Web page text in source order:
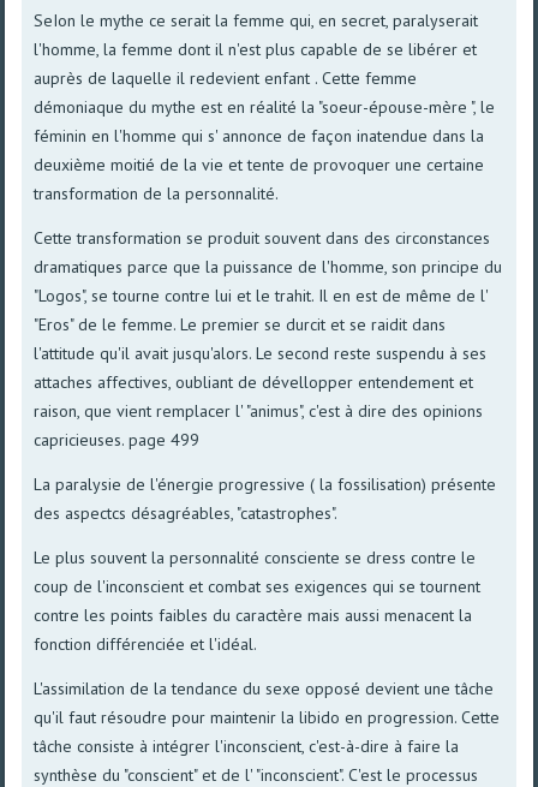
SeIon le mythe ce serait la femme qui, en secret, paralyserait
l'homme, la femme dont il n'est plus capable de se libérer et
auprès de laquelle il redevient enfant . Cette femme
démoniaque du mythe est en réalité la "soeur-épouse-mère ", le
féminin en l'homme qui s' annonce de façon inatendue dans la
deuxième moitié de la vie et tente de provoquer une certaine
transformation de la personnalité.
Cette transformation se produit souvent dans des circonstances
dramatiques parce que la puissance de l'homme, son principe du
"Logos", se tourne contre lui et le trahit. Il en est de même de l'
"Eros" de le femme. Le premier se durcit et se raidit dans
l'attitude qu'il avait jusqu'alors. Le second reste suspendu à ses
attaches affectives, oubliant de dévellopper entendement et
raison, que vient remplacer l' "animus", c'est à dire des opinions
capricieuses. page 499
La paralysie de l'énergie progressive ( la fossilisation) présente
des aspectcs désagréables, "catastrophes".
Le plus souvent la personnalité consciente se dress contre le
coup de l'inconscient et combat ses exigences qui se tournent
contre les points faibles du caractère mais aussi menacent la
fonction différenciée et l'idéal.
L'assimilation de la tendance du sexe opposé devient une tâche
qu'il faut résoudre pour maintenir la libido en progression. Cette
tâche consiste à intégrer l'inconscient, c'est-à-dire à faire la
synthèse du "conscient" et de l' "inconscient". C'est le processus